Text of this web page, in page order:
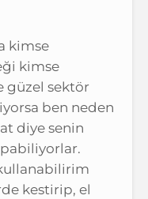
kimse
kimse
güzel sektör
ben neden
diye senin
kestirip, el